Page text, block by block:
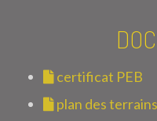
certificat PEB
plan des terrains